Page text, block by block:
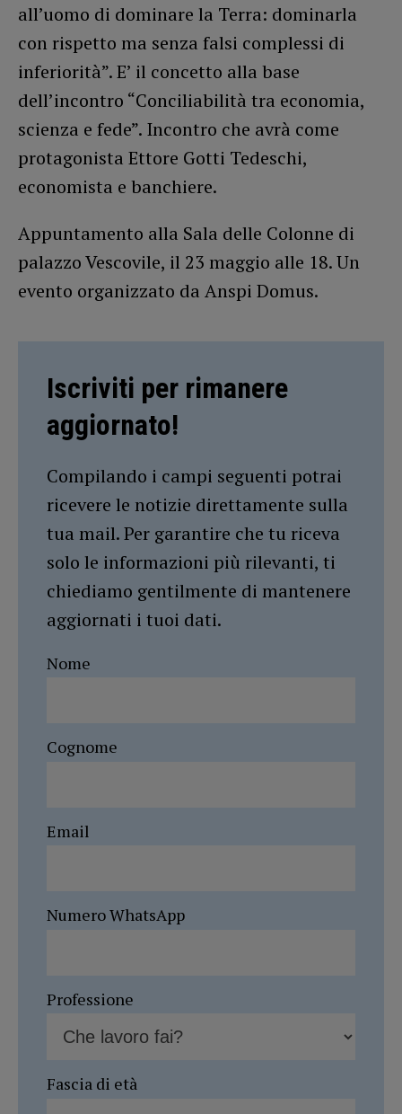
all’uomo di dominare la Terra: dominarla
con rispetto ma senza falsi complessi di
inferiorità”. E’ il concetto alla base
dell’incontro “Conciliabilità tra economia,
scienza e fede”. Incontro che avrà come
protagonista Ettore Gotti Tedeschi,
economista e banchiere.
Appuntamento alla Sala delle Colonne di
palazzo Vescovile, il 23 maggio alle 18. Un
evento organizzato da Anspi Domus.
Iscriviti per rimanere
aggiornato!
Compilando i campi seguenti potrai
ricevere le notizie direttamente sulla
tua mail. Per garantire che tu riceva
solo le informazioni più rilevanti, ti
chiediamo gentilmente di mantenere
aggiornati i tuoi dati.
Nome
Cognome
Email
Numero WhatsApp
Professione
Fascia di età